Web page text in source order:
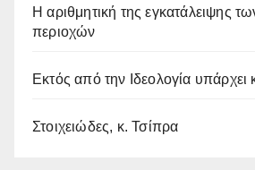
Η αριθμητική της εγκατάλειψης
περιοχών
Εκτός από την Ιδεολογία υπάρχει
Στοιχειώδες, κ. Τσίπρα